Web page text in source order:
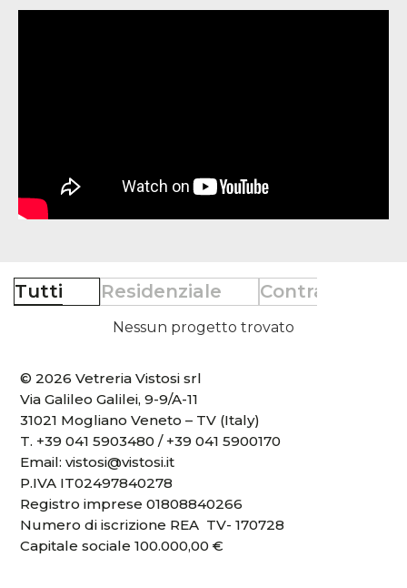
Tutti Residenziale Contract
Nessun progetto trovato
© 2026 Vetreria Vistosi srl
Via Galileo Galilei, 9-9/A-11
31021 Mogliano Veneto – TV (Italy)
T. +39 041 5903480 / +39 041 5900170
Email:vistosi@vistosi.it
P.IVA IT02497840278
Registro imprese 01808840266
Numero di iscrizione REA TV- 170728
Capitale sociale 100.000,00 €